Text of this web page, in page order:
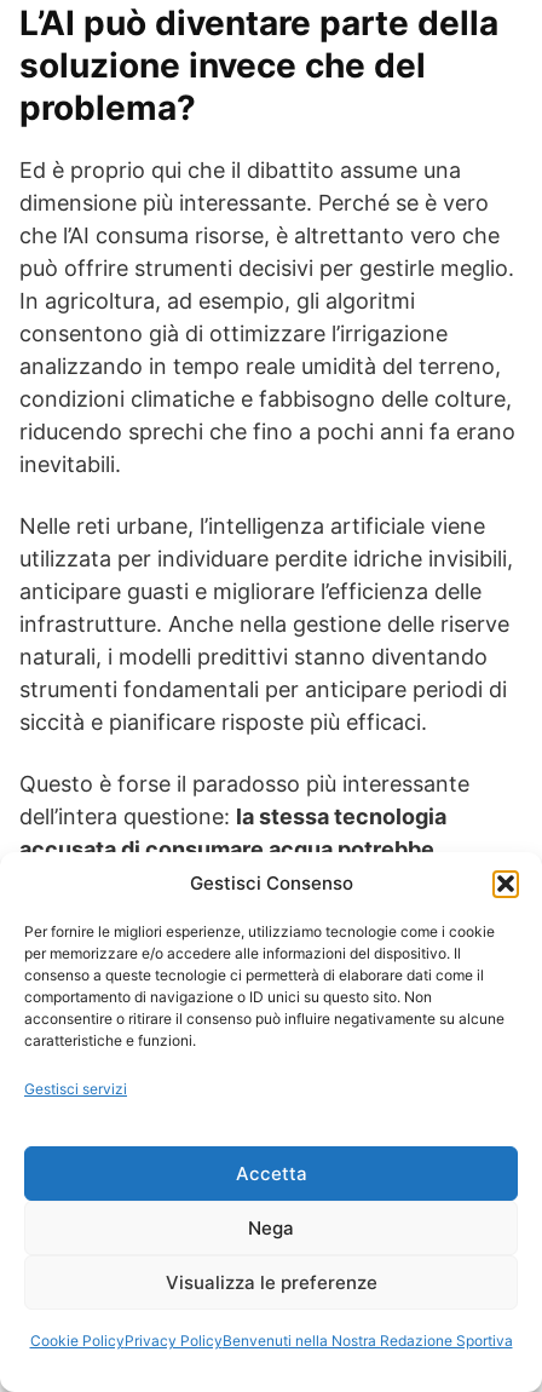
Gestisci Consenso
Per fornire le migliori esperienze, utilizziamo tecnologie come i cookie
per memorizzare e/o accedere alle informazioni del dispositivo. Il
consenso a queste tecnologie ci permetterà di elaborare dati come il
comportamento di navigazione o ID unici su questo sito. Non
acconsentire o ritirare il consenso può influire negativamente su alcune
caratteristiche e funzioni.
Gestisci servizi
Accetta
Nega
Visualizza le preferenze
Cookie PolicyPrivacy PolicyBenvenuti nella Nostra Redazione Sportiva
L’AI può diventare parte della
soluzione invece che del
problema?
Ed è proprio qui che il dibattito assume una
dimensione più interessante. Perché se è vero
che l’AI consuma risorse, è altrettanto vero che
può offrire strumenti decisivi per gestirle meglio.
In agricoltura, ad esempio, gli algoritmi
consentono già di ottimizzare l’irrigazione
analizzando in tempo reale umidità del terreno,
condizioni climatiche e fabbisogno delle colture,
riducendo sprechi che fino a pochi anni fa erano
inevitabili.
Nelle reti urbane, l’intelligenza artificiale viene
utilizzata per individuare perdite idriche invisibili,
anticipare guasti e migliorare l’efficienza delle
infrastrutture. Anche nella gestione delle riserve
naturali, i modelli predittivi stanno diventando
strumenti fondamentali per anticipare periodi di
siccità e pianificare risposte più efficaci.
Questo è forse il paradosso più interessante
dell’intera questione: la stessa tecnologia
accusata di consumare acqua potrebbe
diventare una delle leve più importanti per
La realtà, come spesso accade, è più sfumata di
quanto suggeriscano i titoli. L’intelligenza
artificiale non è il nemico della sostenibilità, ma
consumo di acqua in sé, ma l’incapacità di
affrontare il tema con rigore, senza cedere né
all’entusiasmo cieco né al catastrofismo facile.
Perché il futuro delle risorse idriche non
costruiremo, ma soprattutto dalla qualità delle